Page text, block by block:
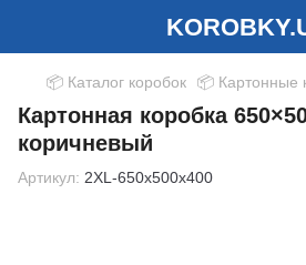
📦 Каталог коробок 📦 Картонные
Картонная коробка
коричневый
Артикул: 2XL-650x500x400